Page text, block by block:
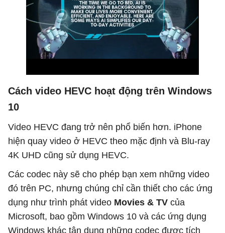
Cách video HEVC hoạt động trên Windows
10
Video HEVC đang trở nên phổ biến hơn. iPhone
hiện quay video ở HEVC theo mặc định và Blu-ray
4K UHD cũng sử dụng HEVC.
Các codec này sẽ cho phép bạn xem những video
đó trên PC, nhưng chúng chỉ cần thiết cho các ứng
dụng như trình phát video Movies & TV của
Microsoft, bao gồm Windows 10 và các ứng dụng
Windows khác tận dụng những codec được tích